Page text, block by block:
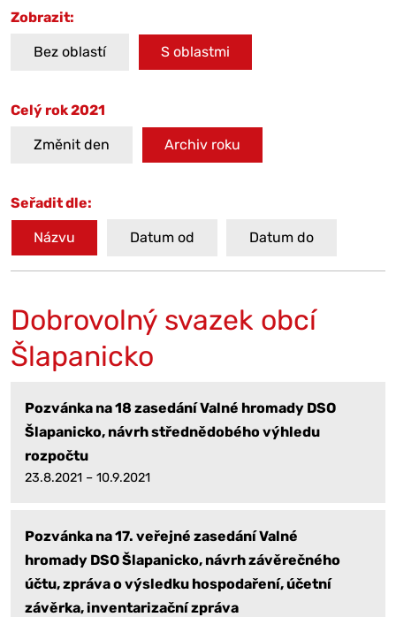
Zobrazit:
Bez oblastí S oblastmi
Celý rok 2021
Změnit den Archiv roku
Seřadit dle:
Názvu Datum od Datum do
Dobrovolný svazek obcí
Šlapanicko
Pozvánka na 18 zasedání Valné hromady DSO
Šlapanicko, návrh střednědobého výhledu
rozpočtu
23.8.2021 – 10.9.2021
Pozvánka na 17. veřejné zasedání Valné
hromady DSO Šlapanicko, návrh závěrečného
účtu, zpráva o výsledku hospodaření, účetní
závěrka, inventarizační zpráva